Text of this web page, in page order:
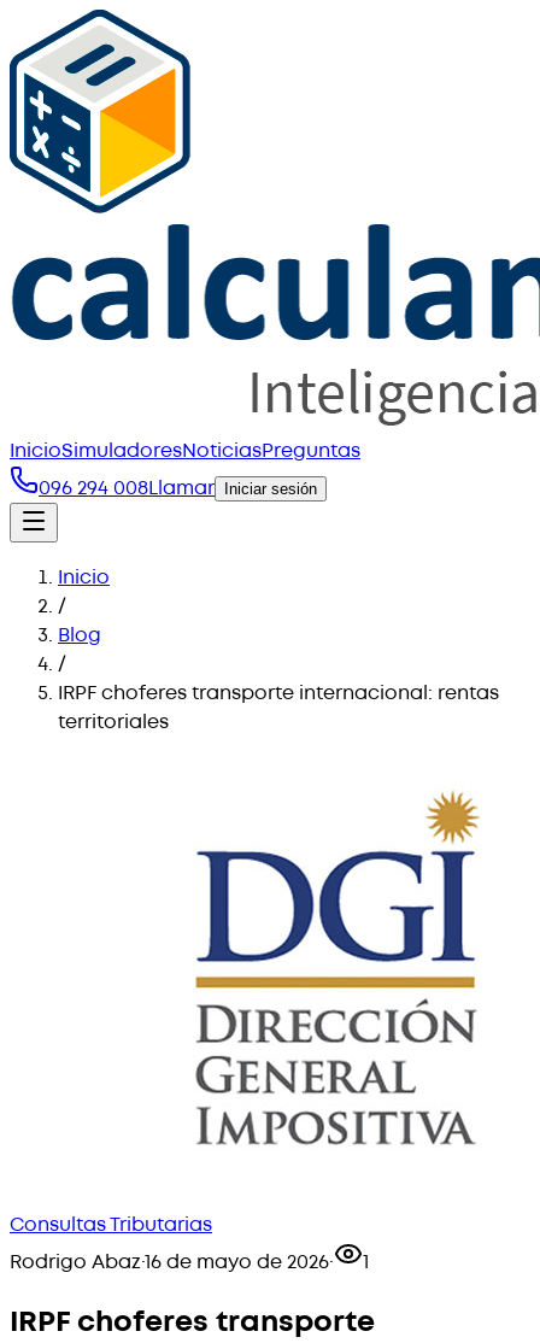
InicioSimuladoresNoticiasPreguntas
096 294 008Llamar Iniciar sesión
Inicio
/
Blog
/
IRPF choferes transporte internacional: rentas
territoriales
Consultas Tributarias
Rodrigo Abaz·16 de mayo de 2026· 1
IRPF choferes transporte